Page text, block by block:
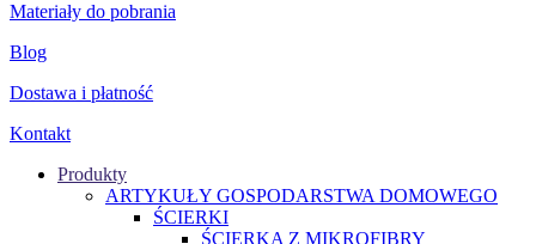
Materiały do pobrania
Blog
Dostawa i płatność
Kontakt
Produkty
ARTYKUŁY GOSPODARSTWA DOMOWEGO
ŚCIERKI
ŚCIERKA Z MIKROFIBRY